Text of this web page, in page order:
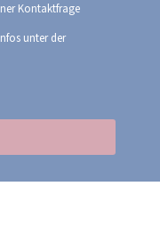
Kontaktfrage
unter der